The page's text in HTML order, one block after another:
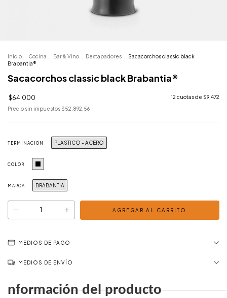
Inicio Cocina Bar & Vino Destapadores
Sacacorchos classic black
Brabantia®
Sacacorchos classic black Brabantia®
$64.000 12 cuotas de $9.472
Precio sin impuestos $52.892,56
TERMINACION PLASTICO - ACERO
COLOR
MARCA BRABANTIA
MEDIOS DE PAGO
MEDIOS DE ENVÍO
nformación del producto